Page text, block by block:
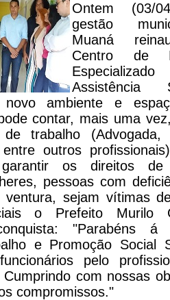
Ontem (03/
gestão
Muaná
Centro de
ambiente e
contar, mais uma
trabalho (Advogada,
entre outros
os direitos de
pessoas com
sejam vítimas
o Prefeito Murilo
"Parabéns á
e Promoção Social
pelo
com nossas
compromissos."